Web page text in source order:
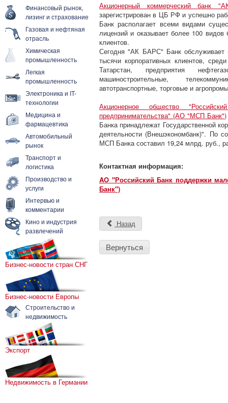
Финансовый рынок,
лизинг и страхование
Газовая и нефтяная
отрасль
Химическая
промышленность
Легкая
промышленность
Электроника и IT-
технологии
Медицина и
фармацевтика
Автомобильный
рынок
Транспорт и
логистика
Производство и
услуги
Интервью и
комментарии
Кино и индустрия
развлечений
Бизнес-новости стран СНГ
Бизнес-новости Европы
Строительство и
недвижимость
Экспорт
Недвижимость в Германии
Акционерный коммерческий банк
зарегистрирован в ЦБ РФ и успешно
Банк располагает всеми видами
лицензий и оказывает более 100 видов
клиентов.
Сегодня "АК БАРС" Банк
тысячи корпоративных клиентов,
Татарстан, предприятия
машиностроительные,
автотранспортные, торговые и
Акционерное общество
предпринимательства" (АО "МСП Банк")
Банка принадлежат Государственной
деятельности (Внешэкономбанк)". По
МСП Банка составил 19,24 млрд. руб.,
Контактная информация:
AO "Российский Банк поддержки
Банк")
Назад
Вернуться